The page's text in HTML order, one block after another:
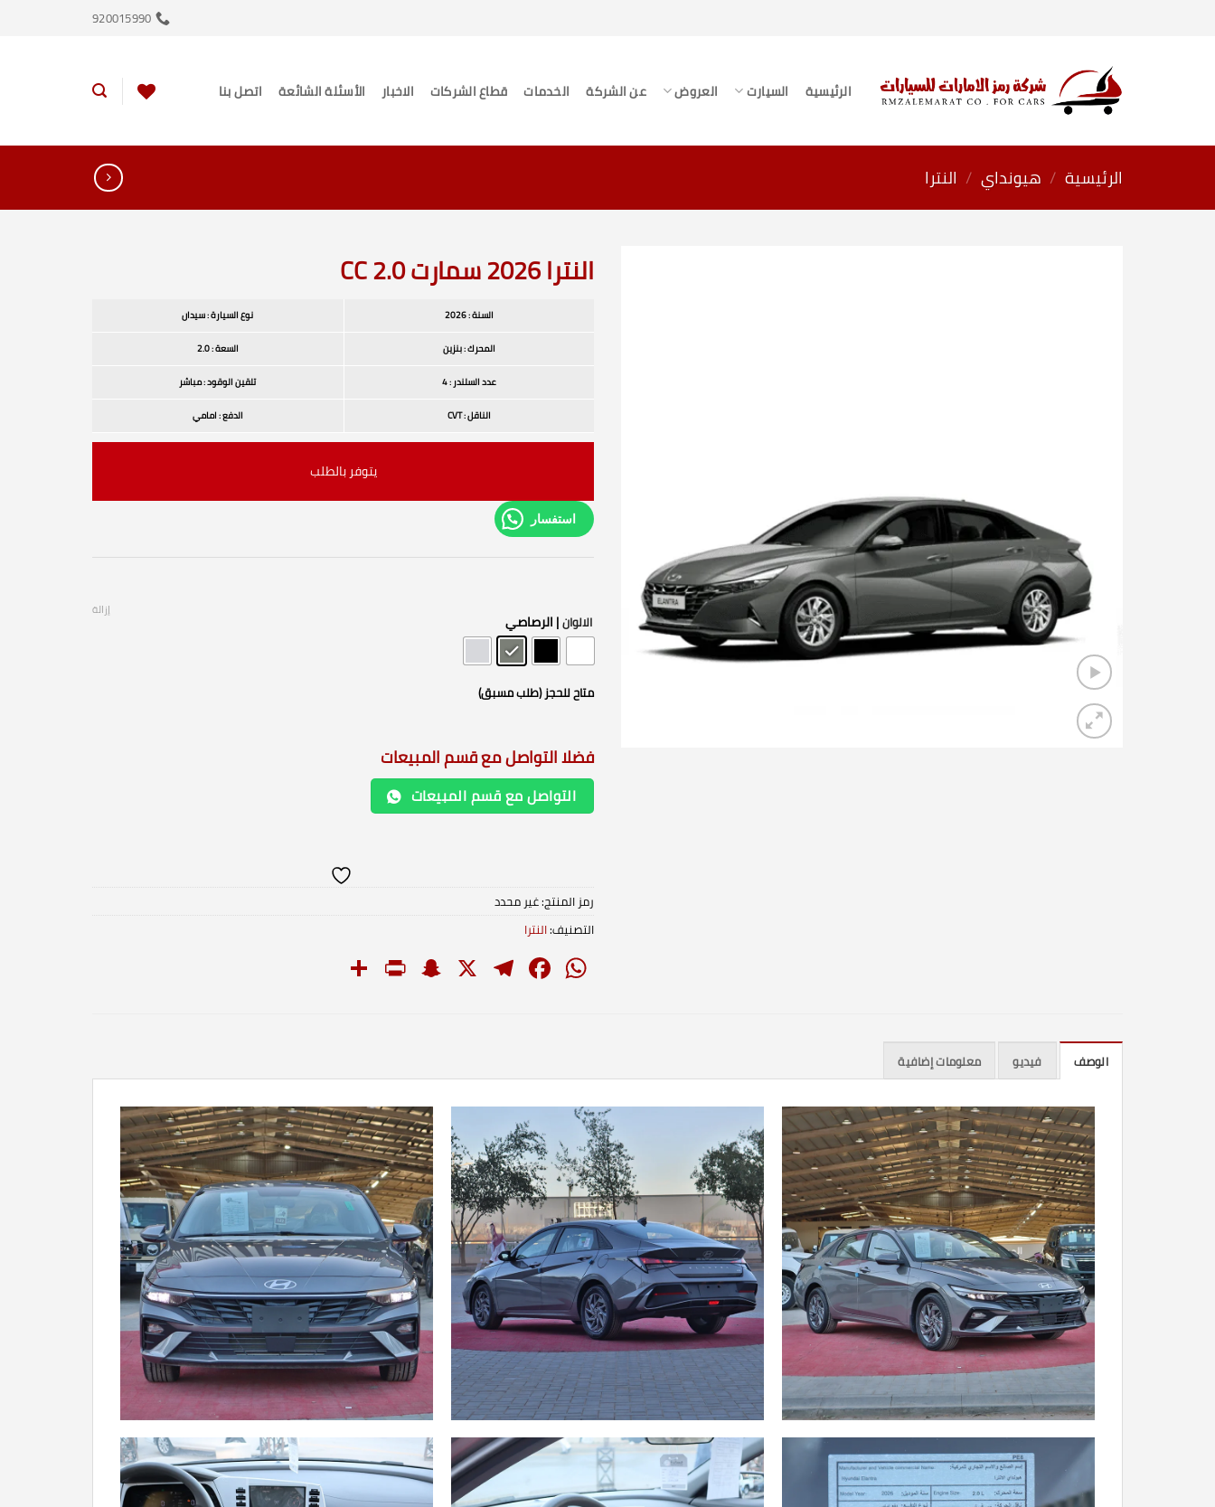
920015990
الرئيسية السيارت العروض عن الشركة الخدمات قطاع الشركات الاخبار الأسئلة الشائعة اتصل بنا
الرئيسية / هيونداي / النترا
النترا 2026 سمارت 2.0 CC
السنة : 2026
نوع السيارة : سيدان
المحرك : بنزين
السعة : 2.0
عدد السلندر : 4
تلقين الوقود : مباشر
الناقل : CVT
الدفع : امامي
يتوفر بالطلب
استفسار
الالوان| الرصاصي
إزالة
متاح للحجز (طلب مسبق)
فضلا التواصل مع قسم المبيعات
التواصل مع قسم المبيعات
رمز المنتج:غير محدد
التصنيف:النترا
WhatsApp
Facebook
Telegram
X
Snapchat
PrintFriendly
الوصف فيديو معلومات إضافية